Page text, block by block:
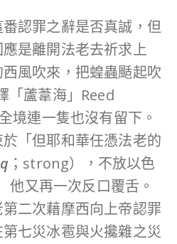
認罪之辭是否真誠，但
是離開法老去祈求上
風吹來，把蝗蟲颳起吹
境連一隻也沒有留下。
「但耶和華任憑法老的
；strong），不放以色
他又再一次反口覆舌。
二次藉摩西向上帝認罪
七災冰雹與火攙雜之災